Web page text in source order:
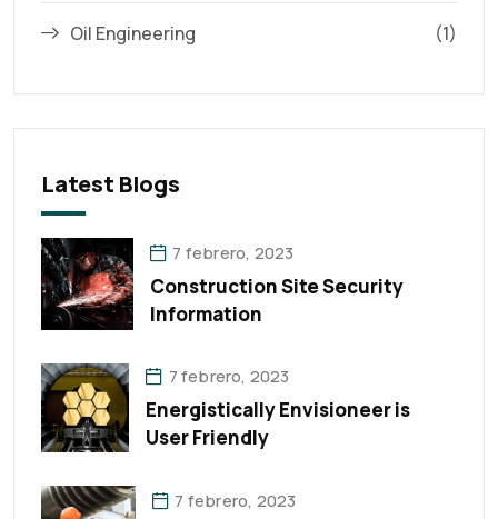
Oil Engineering (1)
Latest Blogs
7 febrero, 2023
Construction Site Security
Information
7 febrero, 2023
Energistically Envisioneer is
User Friendly
7 febrero, 2023